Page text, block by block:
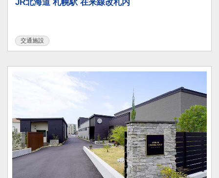
JR北海道 札幌駅 在来線改札内
交通施設